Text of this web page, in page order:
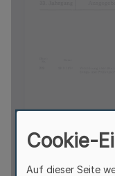
Cookie-
Auf dieser Seite